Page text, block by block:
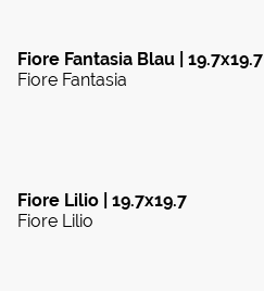
Fiore Fantasia Blau | 19.7x19.7
Fiore Fantasia
Fiore Lilio | 19.7x19.7
Fiore Lilio